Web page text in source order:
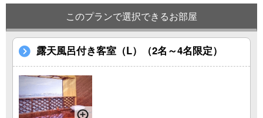
このプランで選択できるお部屋
露天風呂付き客室（L）（2名～4名限定）